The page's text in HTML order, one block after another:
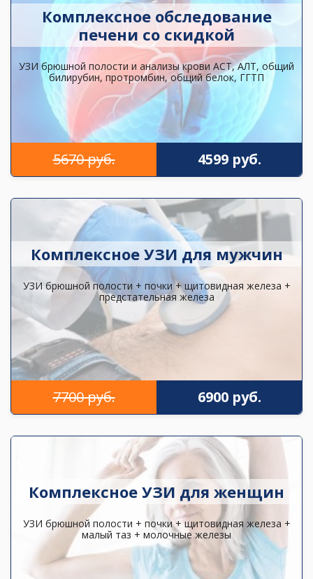
Комплексное обследование
печени со скидкой
УЗИ брюшной полости и анализы крови АСТ, АЛТ, общий
билирубин, протромбин, общий белок, ГГТП
5670 руб. 4599 руб.
Комплексное УЗИ для мужчин
УЗИ брюшной полости + почки + щитовидная железа +
предстательная железа
7700 руб. 6900 руб.
Комплексное УЗИ для женщин
УЗИ брюшной полости + почки + щитовидная железа +
малый таз + молочные железы